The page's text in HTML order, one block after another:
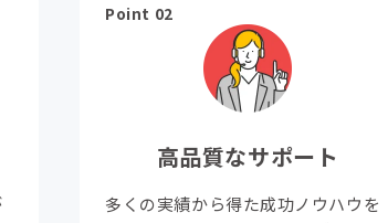
Point 02
高品質なサポート
多くの実績から得た成功ノウハウを